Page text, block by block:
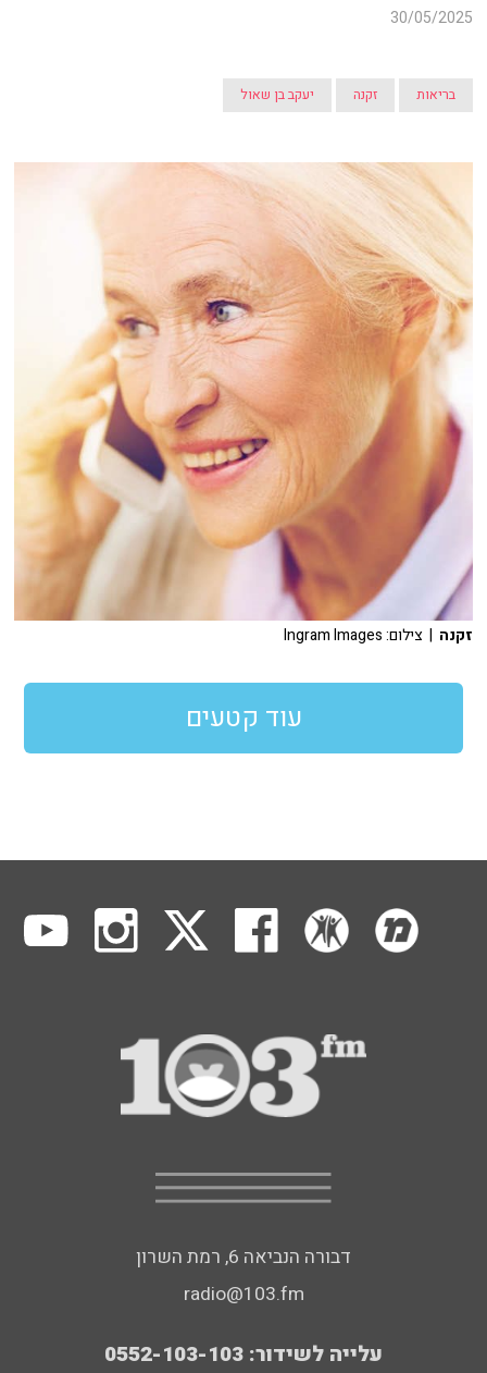
30/05/2025
בריאות זקנה יעקב בן שאול
זקנה | צילום: Ingram Images
עוד קטעים
דבורה הנביאה 6, רמת השרון
radio@103.fm
עלייה לשידור: 0552-103-103